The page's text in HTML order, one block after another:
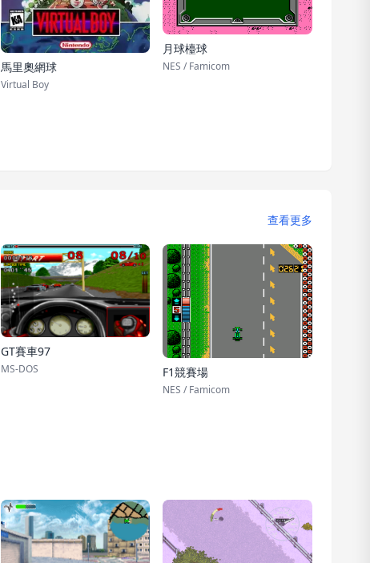
馬里奧網球
Virtual Boy
月球檯球
NES / Famicom
查看更多
GT賽車97
MS-DOS F1競賽場
NES / Famicom